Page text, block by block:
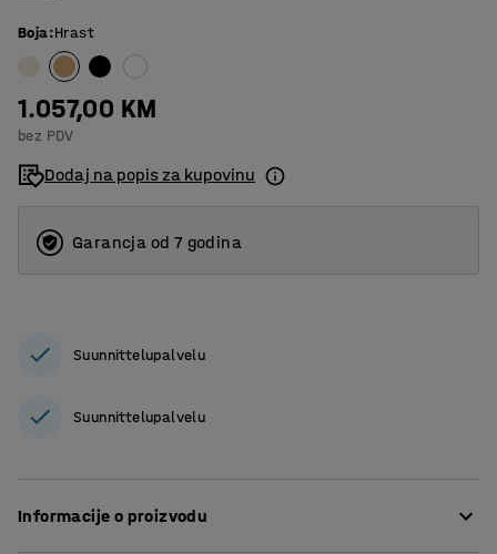
Boja:Hrast
1.057,00 KM
bez PDV
Dodaj na popis za kupovinu
Garancja od 7 godina
Suunnittelupalvelu
Suunnittelupalvelu
Informacije o proizvodu